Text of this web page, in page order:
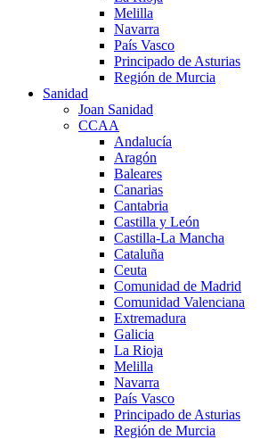
Melilla
Navarra
País Vasco
Principado de Asturias
Región de Murcia
Sanidad
Joan Sanidad
CCAA
Andalucía
Aragón
Baleares
Canarias
Cantabria
Castilla y León
Castilla-La Mancha
Cataluña
Ceuta
Comunidad de Madrid
Comunidad Valenciana
Extremadura
Galicia
La Rioja
Melilla
Navarra
País Vasco
Principado de Asturias
Región de Murcia